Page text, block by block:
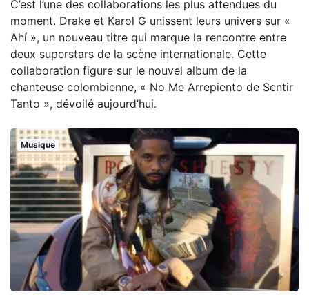
C’est l’une des collaborations les plus attendues du
moment. Drake et Karol G unissent leurs univers sur «
Ahí », un nouveau titre qui marque la rencontre entre
deux superstars de la scène internationale. Cette
collaboration figure sur le nouvel album de la
chanteuse colombienne, « No Me Arrepiento de Sentir
Tanto », dévoilé aujourd’hui.
Musique